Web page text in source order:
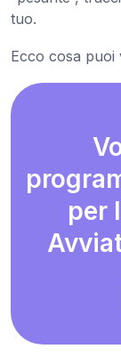
tuo.
Ecco cosa puoi
per